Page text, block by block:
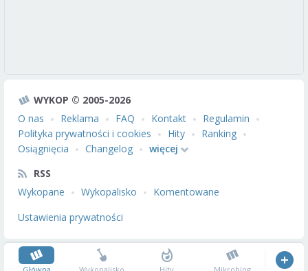
WYKOP © 2005-2026
O nas
Reklama FAQ Kontakt
Regulamin
Polityka prywatności i cookies
Hity
Ranking
Osiągnięcia
Changelog
więcej
RSS
Wykopane
Wykopalisko
Komentowane
Ustawienia prywatności
Główna Wykopalisko Hity Mikroblog